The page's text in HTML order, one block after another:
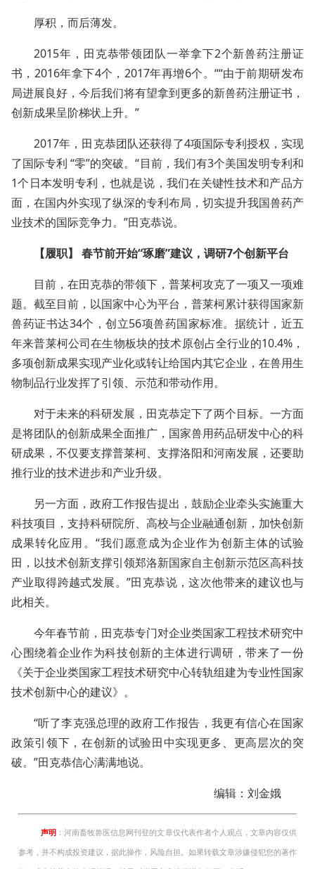
厚积，而后薄发。
2015年，田克恭带领团队一举拿下2个新兽药注册证
书，2016年拿下4个，2017年再增6个。““由于前期研发布
局进展良好，今后我们将有望拿到更多的新兽药注册证书，
创新成果呈阶梯状上升。”
2017年，田克恭团队还获得了4项国际专利授权，实现
了国际专利 “零”的突破。“目前，我们有3个美国发明专利和
1个日本发明专利，也就是说，我们在关键性技术和产品方
面，在国内外实现了纵深的专利布局，切实提升我国兽药产
业技术的国际竞争力。”田克恭说。
【履职】 春节前开始“琢磨”建议，调研7个创新平台
目前，在田克恭的带领下，普莱柯攻克了一项又一项难
题。截至目前，以国家中心为平台，普莱柯累计获得国家新
兽药证书达34个，创立56项兽药国家标准。据统计，近五
年来普莱柯公司在生物板块的技术原创占全行业的10.4%，
多项创新成果实现产业化或转让给国内其它企业，在兽用生
物制品行业发挥了引领、示范和带动作用。
对于未来的科研发展，田克恭定下了两个目标。一方面
是将团队的创新成果全面推广，国家兽用药品研发中心的科
研成果，不仅要支撑普莱柯、支撑洛阳和河南发展，还要助
推行业的技术进步和产业升级。
另一方面，政府工作报告提出，鼓励企业牵头实施重大
科技项目，支持科研院所、高校与企业融通创新，加快创新
成果转化应用。“我们愿意成为企业作为创新主体的试验
田，以技术创新支撑引领郑洛新国家自主创新示范区高科技
产业取得跨越式发展。”田克恭说，这次他带来的建议也与
此相关。
今年春节前，田克恭专门对企业类国家工程技术研究中
心围绕着企业作为科技创新的主体进行调研，带来了一份
《关于企业类国家工程技术研究中心转轨组建为专业性国家
技术创新中心的建议》。
“听了李克强总理的政府工作报告，我更有信心在国家
政策引领下，在创新的试验田中实现更多、更高层次的突
破。”田克恭信心满满地说。
编辑：刘金娥
声明 ：河南畜牧兽医信息网刊登的文章仅代表作者个人观点，文章内容仅供
参考，并不构成投资建议，据此操作，风险自担。如果转载文章涉嫌侵犯您的著作